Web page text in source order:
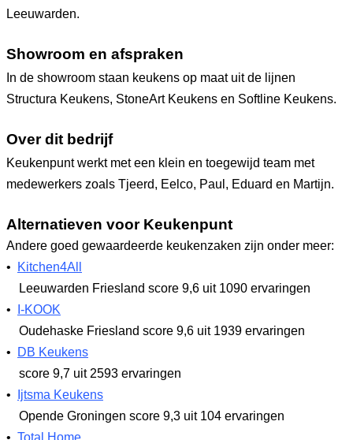
Leeuwarden.
Showroom en afspraken
In de showroom staan keukens op maat uit de lijnen
Structura Keukens, StoneArt Keukens en Softline Keukens.
Over dit bedrijf
Keukenpunt werkt met een klein en toegewijd team met
medewerkers zoals Tjeerd, Eelco, Paul, Eduard en Martijn.
Alternatieven voor Keukenpunt
Andere goed gewaardeerde keukenzaken zijn onder meer:
•
Kitchen4All
Leeuwarden Friesland score 9,6 uit 1090 ervaringen
•
I-KOOK
Oudehaske Friesland score 9,6 uit 1939 ervaringen
•
DB Keukens
score 9,7 uit 2593 ervaringen
•
Ijtsma Keukens
Opende Groningen score 9,3 uit 104 ervaringen
• Total Home